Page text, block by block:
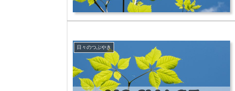
日々のつぶやき